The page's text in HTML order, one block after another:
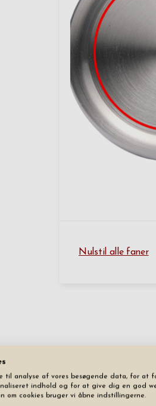
Nulstil alle faner
til analyse af vores besøgende data, for at
indhold og for at give dig en god
om cookies bruger vi åbne indstillingerne.